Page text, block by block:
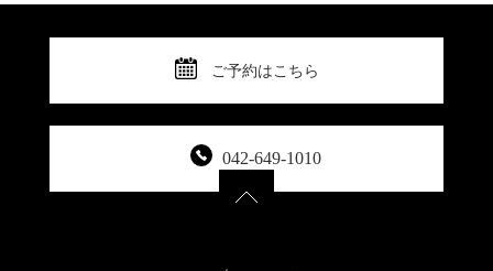
ご予約はこちら
042-649-1010